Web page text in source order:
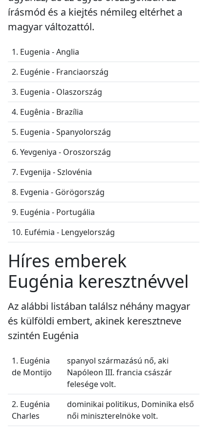
írásmód és a kiejtés némileg eltérhet a
magyar változattól.
1. Eugenia - Anglia
2. Eugénie - Franciaország
3. Eugenia - Olaszország
4. Eugênia - Brazília
5. Eugenia - Spanyolország
6. Yevgeniya - Oroszország
7. Evgenija - Szlovénia
8. Evgenia - Görögország
9. Eugénia - Portugália
10. Eufémia - Lengyelország
Híres emberek
Eugénia keresztnévvel
Az alábbi listában találsz néhány magyar
és külföldi embert, akinek keresztneve
szintén Eugénia
1. Eugénia
de Montijo
spanyol származású nő, aki
Napóleon III. francia császár
felesége volt.
2. Eugénia
Charles
dominikai politikus, Dominika első
női miniszterelnöke volt.